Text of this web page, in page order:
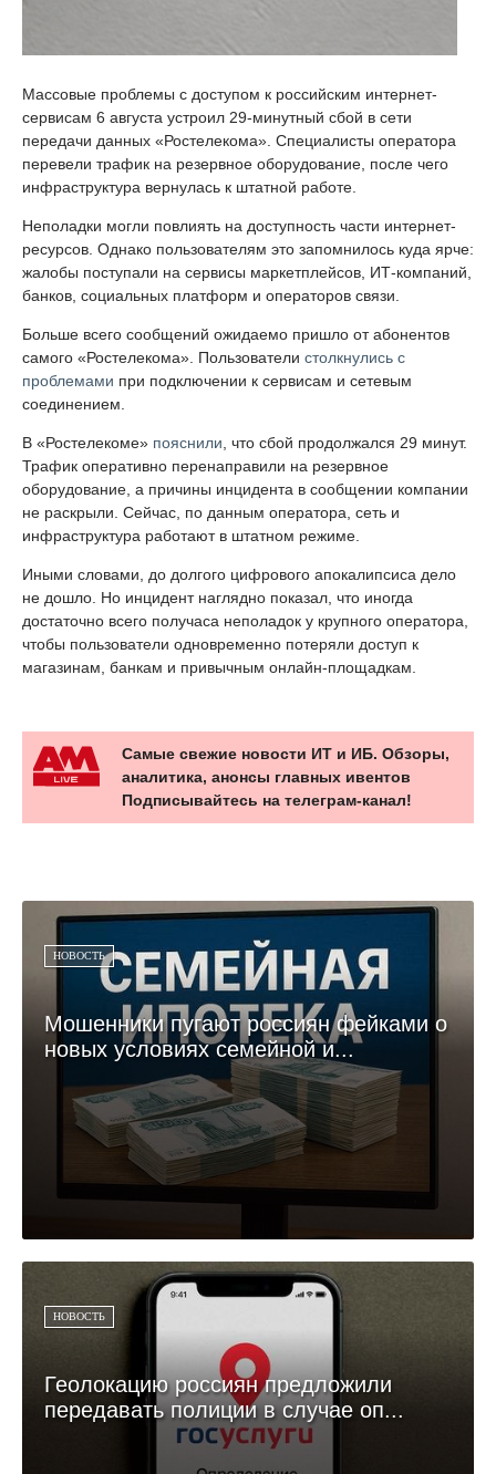
Массовые проблемы с доступом к российским интернет-
сервисам 6 августа устроил 29-минутный сбой в сети
передачи данных «Ростелекома». Специалисты оператора
перевели трафик на резервное оборудование, после чего
инфраструктура вернулась к штатной работе.
Неполадки могли повлиять на доступность части интернет-
ресурсов. Однако пользователям это запомнилось куда ярче:
жалобы поступали на сервисы маркетплейсов, ИТ-компаний,
банков, социальных платформ и операторов связи.
Больше всего сообщений ожидаемо пришло от абонентов
самого «Ростелекома». Пользователи столкнулись с
проблемами при подключении к сервисам и сетевым
соединением.
В «Ростелекоме» пояснили , что сбой продолжался 29 минут.
Трафик оперативно перенаправили на резервное
оборудование, а причины инцидента в сообщении компании
не раскрыли. Сейчас, по данным оператора, сеть и
инфраструктура работают в штатном режиме.
Иными словами, до долгого цифрового апокалипсиса дело
не дошло. Но инцидент наглядно показал, что иногда
достаточно всего получаса неполадок у крупного оператора,
чтобы пользователи одновременно потеряли доступ к
магазинам, банкам и привычным онлайн-площадкам.
Самые свежие новости ИТ и ИБ. Обзоры,
аналитика, анонсы главных ивентов
Подписывайтесь на телеграм-канал!
НОВОСТЬ
Мошенники пугают россиян фейками о
новых условиях семейной и...
НОВОСТЬ
Геолокацию россиян предложили
передавать полиции в случае оп...